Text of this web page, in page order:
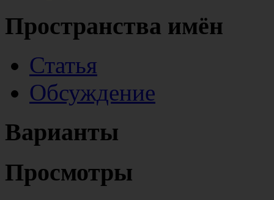
Пространства имён
Статья
Обсуждение
Варианты
Просмотры